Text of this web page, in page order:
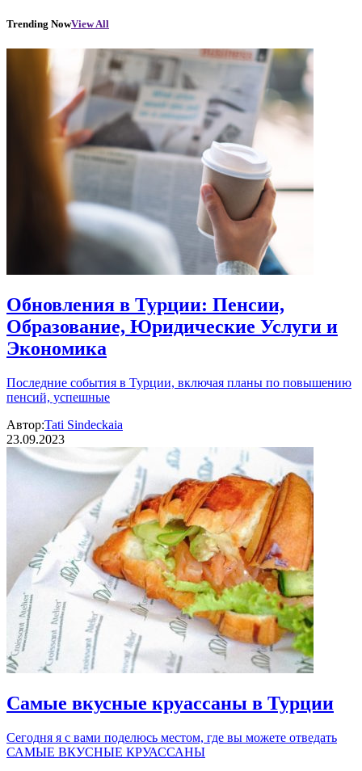
Trending NowView All
Обновления в Турции: Пенсии,
Образование, Юридические Услуги и
Экономика
Последние события в Турции, включая планы по повышению
пенсий, успешные
Автор:Tati Sindeckaia
23.09.2023
Самые вкусные круассаны в Турции
Сегодня я с вами поделюсь местом, где вы можете отведать
САМЫЕ ВКУСНЫЕ КРУАССАНЫ